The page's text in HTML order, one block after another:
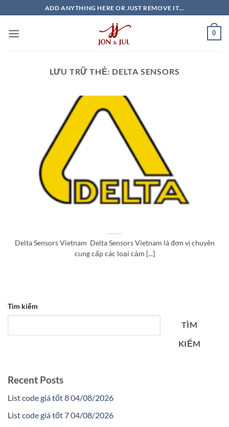
qua
nội
ADD ANYTHING HERE OR JUST REMOVE IT...
0
LƯU TRỮ THẺ: DELTA SENSORS
Delta Sensors Vietnam Delta Sensors Vietnam là đơn vị chuyên
cung cấp các loại cảm [...]
Tìm kiếm
TÌM
KIẾM
Recent Posts
List code giá tốt 8 04/08/2026
List code giá tốt 7 04/08/2026